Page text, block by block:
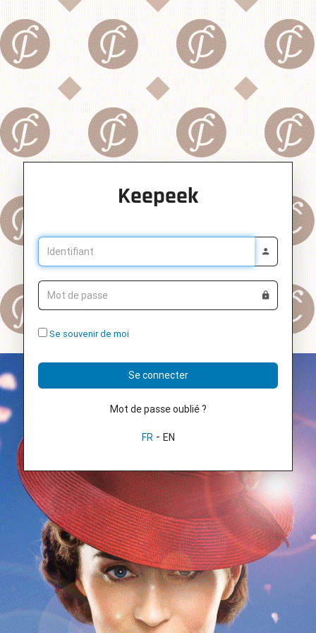
Keepeek
Identifiant
Mot de passe
Se souvenir de moi
Se connecter
Mot de passe oublié ?
FR- EN